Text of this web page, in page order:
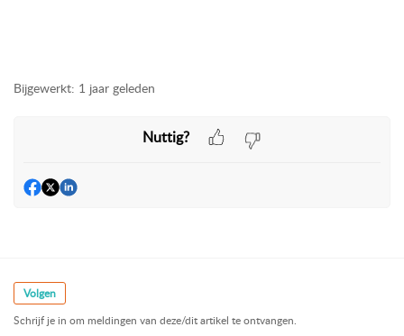
Bijgewerkt: 1 jaar geleden
Nuttig?
Volgen
Schrijf je in om meldingen van deze/dit artikel te ontvangen.